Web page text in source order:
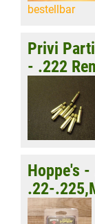
bestellbar
Privi
- .222
Hoppe's -
.22-